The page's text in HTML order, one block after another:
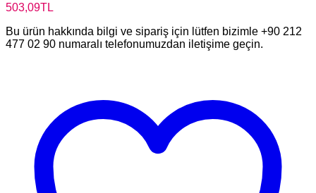
503,09TL
Bu ürün hakkında bilgi ve sipariş için lütfen bizimle +90 212
477 02 90 numaralı telefonumuzdan iletişime geçin.